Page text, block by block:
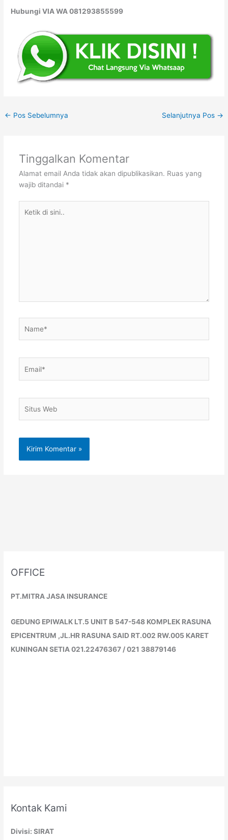
Hubungi VIA WA 081293855599
← Pos Sebelumnya Selanjutnya Pos →
Tinggalkan Komentar
Alamat email Anda tidak akan dipublikasikan. Ruas yang
wajib ditandai *
Web
OFFICE
PT.MITRA JASA INSURANCE
GEDUNG EPIWALK LT.5 UNIT B 547-548 KOMPLEK RASUNA
EPICENTRUM ,JL.HR RASUNA SAID RT.002 RW.005 KARET
KUNINGAN SETIA 021.22476367 / 021 38879146
Kontak Kami
Divisi: SIRAT